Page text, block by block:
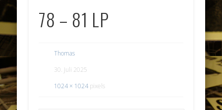
78 – 81 LP
Thomas
30. Juli 2025
1024 × 1024 pixels